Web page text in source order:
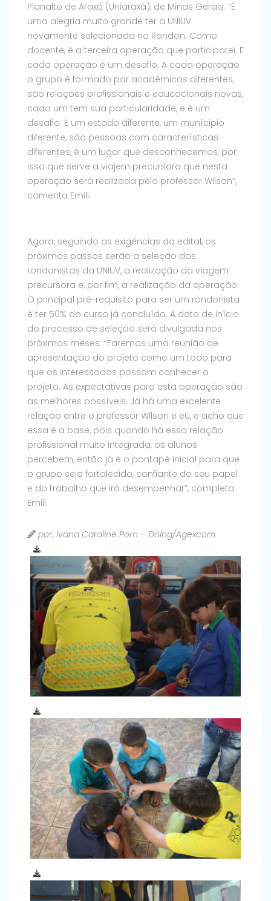
Planalto de Araxá (Uniaraxá), de Minas Gerais. “É
uma alegria muito grande ter a UNIUV
novamente selecionada no Rondon. Como
docente, é a terceira operação que participarei. E
cada operação é um desafio. A cada operação
o grupo é formado por acadêmicos diferentes,
são relações profissionais e educacionais novas,
cada um tem sua particularidade, e é um
desafio. É um estado diferente, um munícipio
diferente, são pessoas com características
diferentes, é um lugar que desconhecemos, por
isso que serve a viajem precursora que nesta
operação será realizada pelo professor Wilson”,
comenta Emili.
Agora, seguindo as exigências do edital, os
próximos passos serão a seleção dos
rondonistas da UNIUV, a realização da viagem
precursora e, por fim, a realização da operação.
O principal pré-requisito para ser um rondonista
é ter 50% do curso já concluído. A data de início
do processo de seleção será divulgada nos
próximos meses. “Faremos uma reunião de
apresentação do projeto como um todo para
que os interessados possam conhecer o
projeto. As expectativas para esta operação são
as melhores possíveis. Já há uma excelente
relação entre o professor Wilson e eu, e acho que
essa é a base, pois quando há essa relação
profissional muito integrada, os alunos
percebem, então já é o pontapé inicial para que
o grupo seja fortalecido, confiante do seu papel
e do trabalho que irá desempenhar”, completa
Emili.
por: Ivana Caroline Porn – Doing/Agexcom